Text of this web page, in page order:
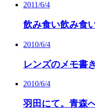
2011/6/4
飲み食い飲み食
2010/6/4
レンズのメモ書き
2010/6/4
羽田にて。青森へ